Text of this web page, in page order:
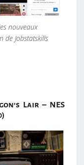
nouveaux
de Jobstatskills
Lair – NES